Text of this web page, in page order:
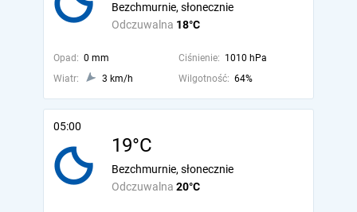
Odczuwalna 18°C
Bezchmurnie, słonecznie
Opad: 0 mm Ciśnienie: 1010 hPa
Wiatr:
3 km/h Wilgotność: 64%
05:00
19°C
Odczuwalna 20°C
Bezchmurnie, słonecznie